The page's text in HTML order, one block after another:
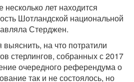
лет находится
Шотландской национальной
Стерджен.
на что потратили
стерлингов, собранных с 2017
очередного референдума о
так и не состоялось, но